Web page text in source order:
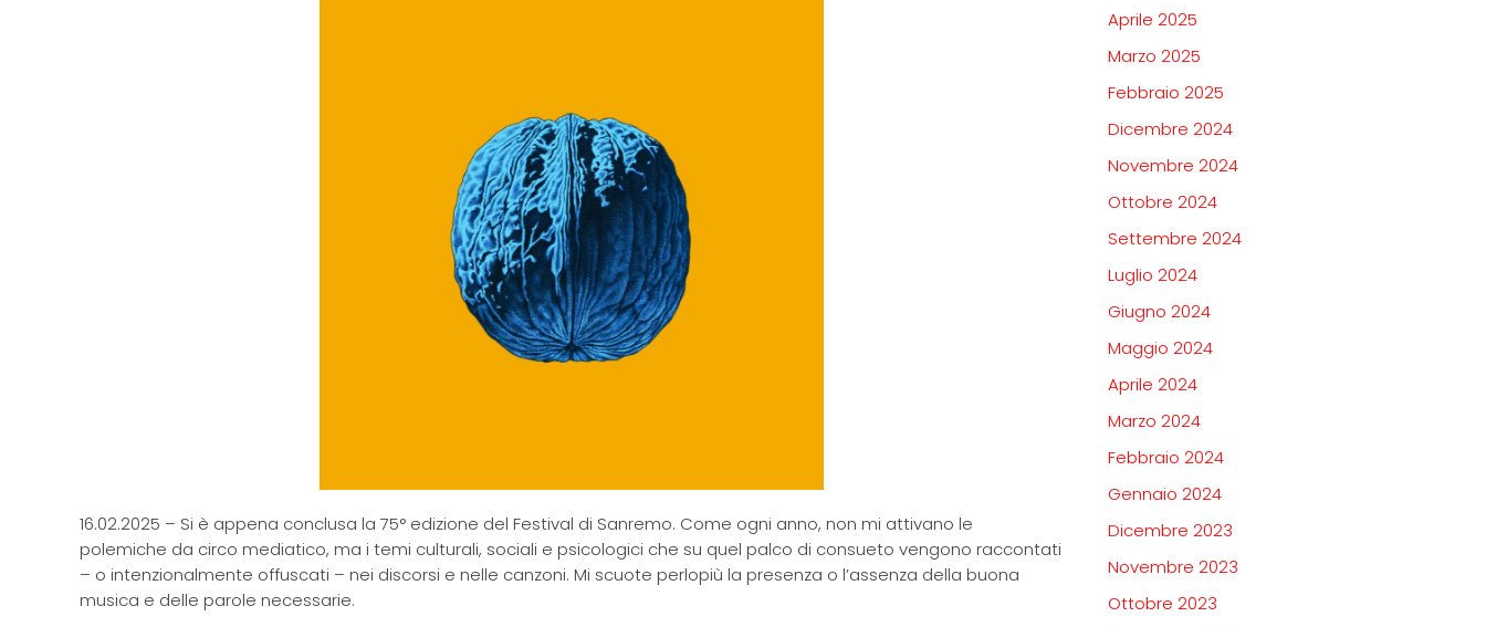
16.02.2025 – Si è appena conclusa la 75° edizione del Festival di Sanremo. Come ogni anno, non mi attivano le
polemiche da circo mediatico, ma i temi culturali, sociali e psicologici che su quel palco di consueto vengono raccontati
– o intenzionalmente offuscati – nei discorsi e nelle canzoni. Mi scuote perlopiù la presenza o l’assenza della buona
musica e delle parole necessarie.
Aprile 2025
Marzo 2025
Febbraio 2025
Dicembre 2024
Novembre 2024
Ottobre 2024
Settembre 2024
Luglio 2024
Giugno 2024
Maggio 2024
Aprile 2024
Marzo 2024
Febbraio 2024
Gennaio 2024
Dicembre 2023
Novembre 2023
Ottobre 2023